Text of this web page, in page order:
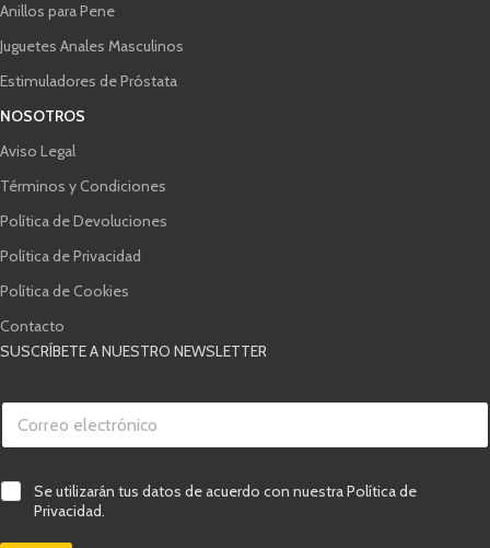
Anillos para Pene
Juguetes Anales Masculinos
Estimuladores de Próstata
NOSOTROS
Aviso Legal
Términos y Condiciones
Política de Devoluciones
Política de Privacidad
Política de Cookies
Contacto
SUSCRÍBETE A NUESTRO NEWSLETTER
C
r
e
o
l
C
Se utilizarán tus datos de acuerdo con nuestra Política de
Privacidad.